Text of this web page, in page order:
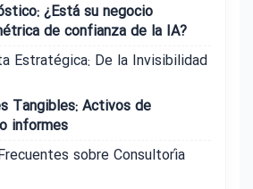
¿Está su negocio
de confianza de la IA?
Estratégica: De la Invisibilidad
Tangibles: Activos de
informes
sobre Consultoría